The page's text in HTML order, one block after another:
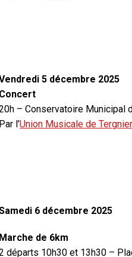
5 décembre 2025
Concert
– Conservatoire Municipal
Par l’Union Musicale de Tergnier
6 décembre 2025
Marche de 6km
départs 10h30 et 13h30 –